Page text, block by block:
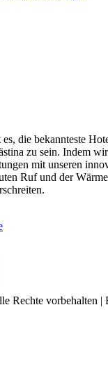
die bekannteste
zu sein. Indem
mit unseren
Ruf und der
Rechte vorbehalten |